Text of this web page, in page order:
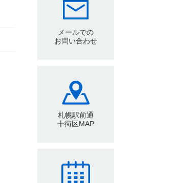
メールでの
お問い合わせ
札幌駅前通
十街区MAP